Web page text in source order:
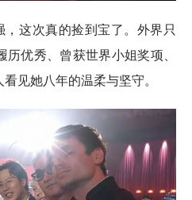
这次真的捡到宝了。外界只
优秀、曾获世界小姐奖项、
见她八年的温柔与坚守。